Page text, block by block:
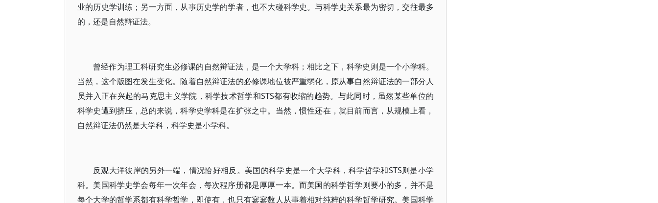
业的历史学训练；另一方面，从事历史学的学者，也不大碰科学史。与科学史关系最为密切，交往最多
的，还是自然辩证法。
曾经作为理工科研究生必修课的自然辩证法，是一个大学科；相比之下，科学史则是一个小学科。
当然，这个版图在发生变化。随着自然辩证法的必修课地位被严重弱化，原从事自然辩证法的一部分人
员并入正在兴起的马克思主义学院，科学技术哲学和STS都有收缩的趋势。与此同时，虽然某些单位的
科学史遭到挤压，总的来说，科学史学科是在扩张之中。当然，惯性还在，就目前而言，从规模上看，
自然辩证法仍然是大学科，科学史是小学科。
反观大洋彼岸的另外一端，情况恰好相反。美国的科学史是一个大学科，科学哲学和STS则是小学
科。美国科学史学会每年一次年会，每次程序册都是厚厚一本。而美国的科学哲学则要小的多，并不是
每个大学的哲学系都有科学哲学，即使有，也只有寥寥数人从事着相对纯粹的科学哲学研究。美国科学